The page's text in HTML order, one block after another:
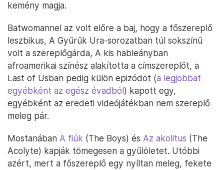
kemény magja.
Batwomannel az volt előre a baj, hogy a főszereplő
leszbikus, A Gyűrűk Ura-sorozatban túl sokszínű
volt a szereplőgárda, A kis hableányban
afroamerikai színész alakította a címszereplőt, a
Last of Usban pedig külön epizódot (a legjobbat
egyébként az egész évadból) kapott egy,
egyébként az eredeti videójátékban nem szereplő
meleg pár.
Mostanában A fiúk (The Boys) és Az akolitus (The
Acolyte) kapják tömegesen a gyűlöletet. Utóbbi
azért, mert a főszereplő egy nyíltan meleg, fekete